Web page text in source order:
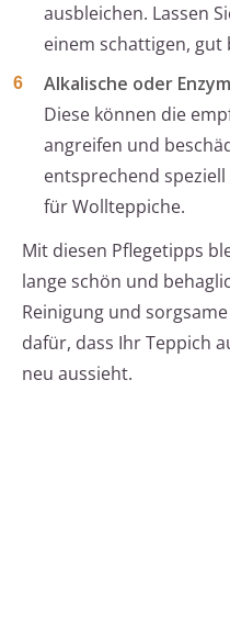
ausbleichen. Lassen
einem schattigen,
Alkalische oder
Diese können die
angreifen und
entsprechend
für Wollteppiche.
Mit diesen Pflegetipps
lange schön und
Reinigung und
dafür, dass Ihr Teppich
neu aussieht.